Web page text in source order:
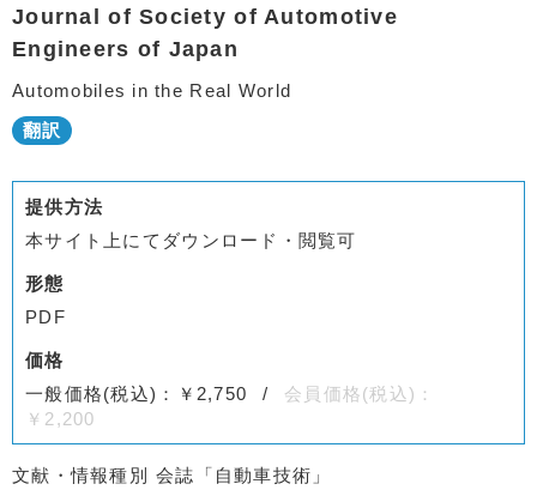
Journal of Society of Automotive
Engineers of Japan
Automobiles in the Real World
提供方法
本サイト上にてダウンロード・閲覧可
形態
PDF
価格
一般価格(税込)：￥2,750
会員価格(税込)：
￥2,200
文献・情報種別 会誌「自動車技術」